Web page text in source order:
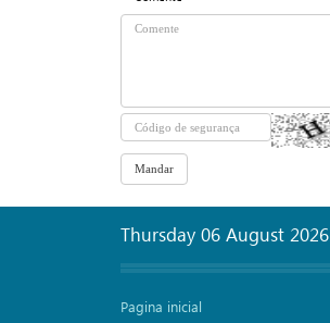
Thursday 06 August 2026
Pagina inicial